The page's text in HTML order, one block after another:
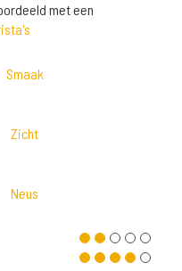
met een
Smaak
Zicht
Neus